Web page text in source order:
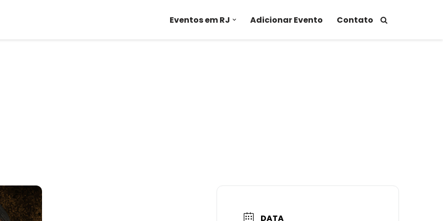
Eventos em RJ Adicionar Evento Contato
DATA